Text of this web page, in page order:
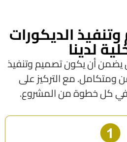
الديكورات
لدينا
أن يكون تصميم وتنفيذ
ومتكامل. مع التركيز على
في كل خطوة من المشروع.